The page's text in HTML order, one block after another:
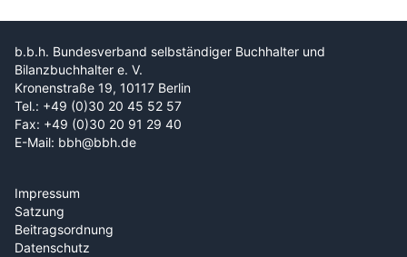
b.b.h. Bundesverband selbständiger Buchhalter und
Bilanzbuchhalter e. V.
Kronenstraße 19, 10117 Berlin
Tel.: +49 (0)30 20 45 52 57
Fax: +49 (0)30 20 91 29 40
E-Mail: bbh@bbh.de
Impressum
Satzung
Beitragsordnung
Datenschutz